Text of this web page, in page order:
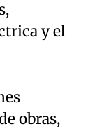
y el
obras,